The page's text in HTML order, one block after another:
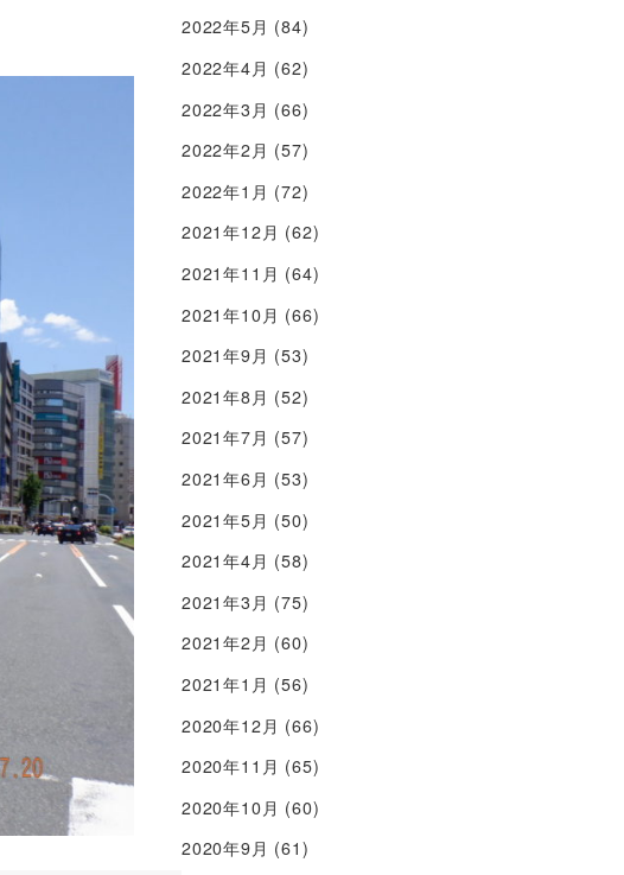
2022年5月 (84)
2022年4月 (62)
2022年3月 (66)
2022年2月 (57)
2022年1月 (72)
2021年12月 (62)
2021年11月 (64)
2021年10月 (66)
2021年9月 (53)
2021年8月 (52)
2021年7月 (57)
2021年6月 (53)
2021年5月 (50)
2021年4月 (58)
2021年3月 (75)
2021年2月 (60)
2021年1月 (56)
2020年12月 (66)
2020年11月 (65)
2020年10月 (60)
2020年9月 (61)